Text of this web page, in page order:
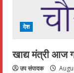
देश
खाद्य मंत्री आज
उप संपादक